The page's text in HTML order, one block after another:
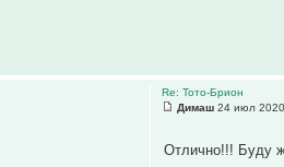
Re: Тото-Брион
Димаш 24 июл
Отлично!!! Буду